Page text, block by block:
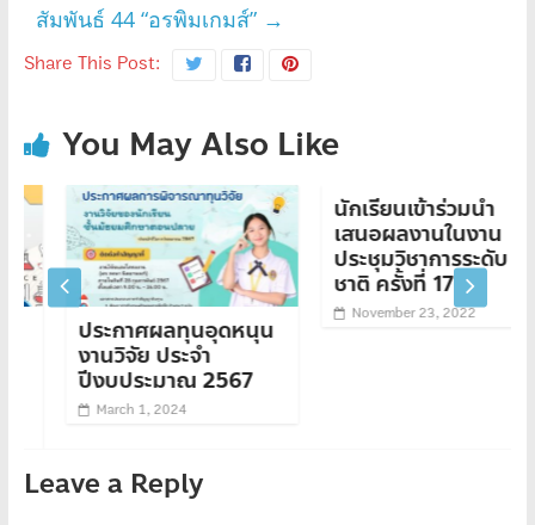
สัมพันธ์ 44 “อรพิมเกมส์” →
Share This Post:
You May Also Like
ประกาศผลทุนอุดหนุน
งานวิจัย ประจำ
ปีงบประมาณ 2567
March 1, 2024
นักเรียนเข้าร่วมนำ
เสนอผลงานในงาน
ประชุมวิชาการระดับ
ชาติ ครั้งที่ 17
November 23, 2022
Leave a Reply